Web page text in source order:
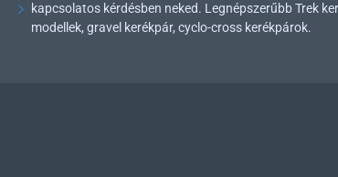
kapcsolatos kérdésben neked. Legnépszerűbb Trek
modellek, gravel kerékpár, cyclo-cross kerékpárok.